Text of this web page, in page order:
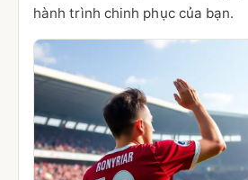
hành trình chinh phục của bạn.